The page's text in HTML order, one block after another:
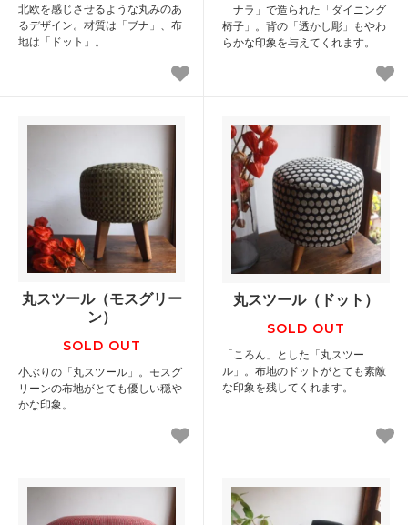
北欧を感じさせるような丸みのあ
るデザイン。材質は「ブナ」、布
地は「ドット」。
「ナラ」で造られた「ダイニング
椅子」。背の「透かし彫」もやわ
らかな印象を与えてくれます。
丸スツール（モスグリー
ン）
SOLD OUT
小ぶりの「丸スツール」。モスグ
リーンの布地がとても優しい穏や
かな印象。
丸スツール（ドット）
SOLD OUT
「ころん」とした「丸スツー
ル」。布地のドットがとても素敵
な印象を残してくれます。